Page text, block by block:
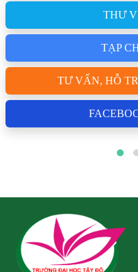
THƯ
TẠP
TƯ VẤN, HỖ